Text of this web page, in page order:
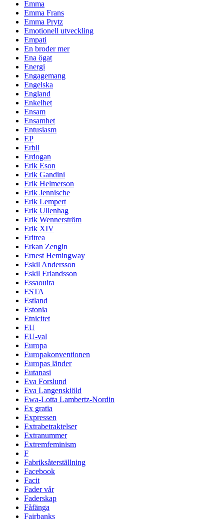
Emma
Emma Frans
Emma Prytz
Emotionell utveckling
Empati
En broder mer
Ena ögat
Energi
Engagemang
Engelska
England
Enkelhet
Ensam
Ensamhet
Entusiasm
EP
Erbil
Erdogan
Erik Eson
Erik Gandini
Erik Helmerson
Erik Jennische
Erik Lempert
Erik Ullenhag
Erik Wennerström
Erik XIV
Eritrea
Erkan Zengin
Ernest Hemingway
Eskil Andersson
Eskil Erlandsson
Essaouira
ESTA
Estland
Estonia
Etnicitet
EU
EU-val
Europa
Europakonventionen
Europas länder
Eutanasi
Eva Forslund
Eva Langenskiöld
Ewa-Lotta Lambertz-Nordin
Ex gratia
Expressen
Extrabetraktelser
Extranummer
Extremfeminism
F
Fabriksåterställning
Facebook
Facit
Fader vår
Faderskap
Fåfänga
Fairbanks